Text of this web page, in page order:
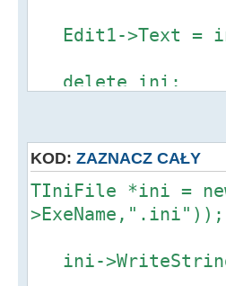
Edit1->Text =
delete ini;
KOD: ZAZNACZ CAŁY
TIniFile *ini =
>ExeName,".ini"));
ini-